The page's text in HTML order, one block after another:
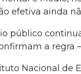
efetiva ainda
público
a regra
Nacional de